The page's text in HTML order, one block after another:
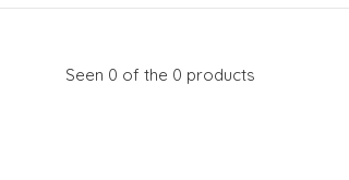
Seen 0 of the 0 products